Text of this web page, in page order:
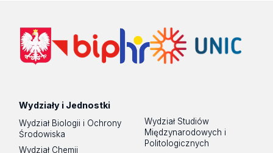
Wydziały i Jednostki
Wydział Biologii i Ochrony
Środowiska
Wydział Chemii
Wydział Studiów
Międzynarodowych i
Politologicznych